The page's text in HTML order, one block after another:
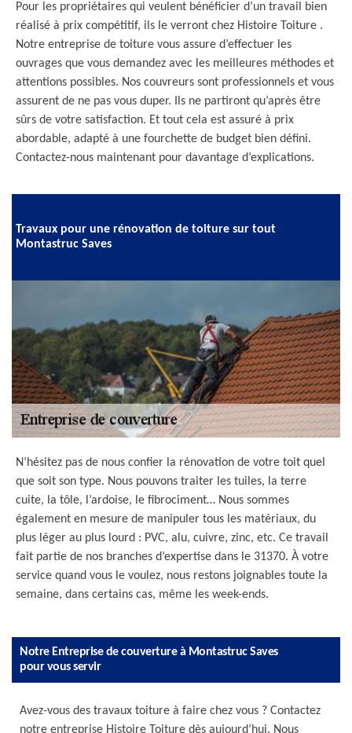
Pour les propriétaires qui veulent bénéficier d’un travail bien
réalisé à prix compétitif, ils le verront chez Histoire Toiture .
Notre entreprise de toiture vous assure d’effectuer les
ouvrages que vous demandez avec les meilleures méthodes et
attentions possibles. Nos couvreurs sont professionnels et vous
assurent de ne pas vous duper. Ils ne partiront qu’après être
sûrs de votre satisfaction. Et tout cela est assuré à prix
abordable, adapté à une fourchette de budget bien défini.
Contactez-nous maintenant pour davantage d’explications.
Travaux pour une rénovation de toiture sur tout
Montastruc Saves
N’hésitez pas de nous confier la rénovation de votre toit quel
que soit son type. Nous pouvons traiter les tuiles, la terre
cuite, la tôle, l’ardoise, le fibrociment… Nous sommes
également en mesure de manipuler tous les matériaux, du
plus léger au plus lourd : PVC, alu, cuivre, zinc, etc. Ce travail
fait partie de nos branches d’expertise dans le 31370. À votre
service quand vous le voulez, nous restons joignables toute la
semaine, dans certains cas, même les week-ends.
Notre Entreprise de couverture à Montastruc Saves
pour vous servir
Avez-vous des travaux toiture à faire chez vous ? Contactez
notre entreprise Histoire Toiture dès aujourd’hui. Nous